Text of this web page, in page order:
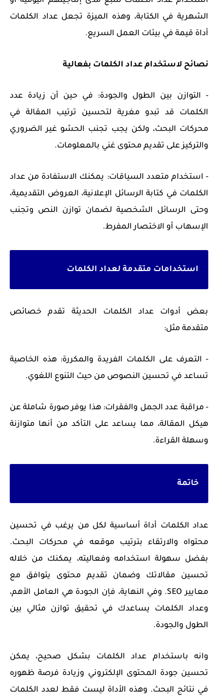
الشهرية في الكتابة، وهذه الميزة تجعل عداد الكلمات
أداة قيمة في بيئات العمل السريع.
نصائح لاستخدام عداد الكلمات بفعالية
- التوازن بين الطول والجودة: في حين أن زيادة عدد
الكلمات قد تبدو مغرية لتحسين ترتيب المقالة في
محركات البحث، ولكن يجب تجنب الحشو غير الضروري
والتركيز على تقديم محتوى غني بالمعلومات.
- استخدام متعدد السياقات: يمكنك الاستفادة من عداد
الكلمات في كتابة الرسائل الإعلانية، العروض التقديمية،
وحتى الرسائل الشخصية لضمان توازن النص وتجنب
الإسهاب أو الاختصار المفرط.
استخدامات متقدمة لعداد الكلمات
بعض أدوات عداد الكلمات الحديثة تقدم خصائص
متقدمة مثل:
- التعرف على الكلمات الفريدة والمكررة: هذه الخاصية
تساعد في تحسين النصوص من حيث التنوع اللغوي.
- مراقبة عدد الجمل والفقرات: هذا يوفر صورة شاملة عن
هيكل المقالة، مما يساعد على التأكد من أنها متوازنة
وسهلة القراءة.
خاتمة
عداد الكلمات أداة أساسية لكل من يرغب في تحسين
محتواه والارتقاء بترتيب موقعه في محركات البحث.
بفضل سهولة استخدامه وفعاليته، يمكنك من خلاله
تحسين مقالاتك وضمان تقديم محتوى يتوافق مع
معايير SEO. وفي النهاية، فإن الجودة هي العامل الأهم،
وعداد الكلمات يساعدك في تحقيق توازن مثالي بين
الطول والجودة.
وانه باستخدام عداد الكلمات بشكل صحيح، يمكن
تحسين جودة المحتوى الإلكتروني وزيادة فرصة ظهوره
في نتائج البحث. وهذه الأداة ليست فقط لعدد الكلمات